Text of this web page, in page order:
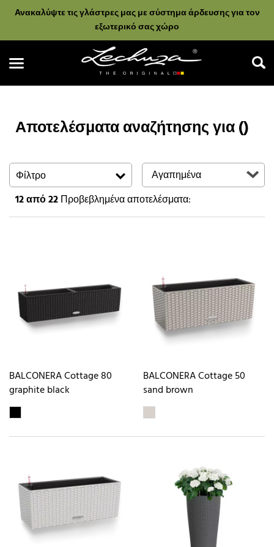
Ανακαλύψτε τις γλάστρες μας με σύστημα άρδευσης για τον
εξωτερικό σας χώρο
Αποτελέσματα αναζήτησης για ()
Φίλτρο
12από 22Προβεβλημένα αποτελέσματα:
BALCONERA Cottage 80
graphite black
BALCONERA Cottage 50
sand brown